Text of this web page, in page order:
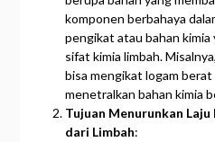
komponen berbahaya
pengikat atau bahan
sifat kimia limbah.
bisa mengikat logam berat
menetralkan bahan kimia
Tujuan Menurunkan
dari Limbah: